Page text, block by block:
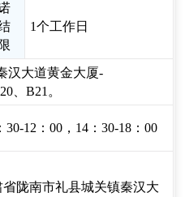
1个工作日
汉大道黄金大厦-
、B21。
12：00，14：30-18：00
陇南市礼县城关镇秦汉大